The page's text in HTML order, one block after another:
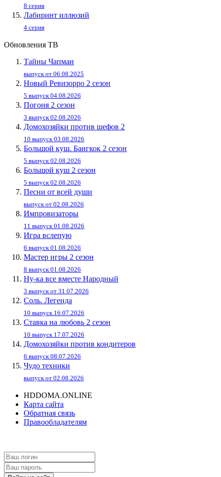
8 серия
Лабиринт иллюзий
4 серия
Обновления ТВ
Тайны Чапман
выпуск от 06.08.2025
Новый Ревизорро 2 сезон
5 выпуск 04.08.2026
Погоня 2 сезон
3 выпуск 02.08.2026
Домохозяйки против шефов 2
10 выпуск 03.08.2026
Большой куш. Бангкок 2 сезон
5 выпуск 02.08.2026
Большой куш 2 сезон
5 выпуск 02.08.2026
Песни от всей души
выпуск от 02.08.2026
Импровизаторы
11 выпуск 01.08.2026
Игра вслепую
6 выпуск 01.08.2026
Мастер игры 2 сезон
8 выпуск 01.08.2026
Ну-ка все вместе Народный
3 выпуск от 31.07.2026
Соль. Легенда
10 выпуск 16.07.2026
Ставка на любовь 2 сезон
10 выпуск 17.07.2026
Домохозяйки против кондитеров
6 выпуск 08.07.2026
Чудо техники
выпуск от 02.08.2026
HDDOMA.ONLINE
Карта сайта
Обратная связь
Правообладателям